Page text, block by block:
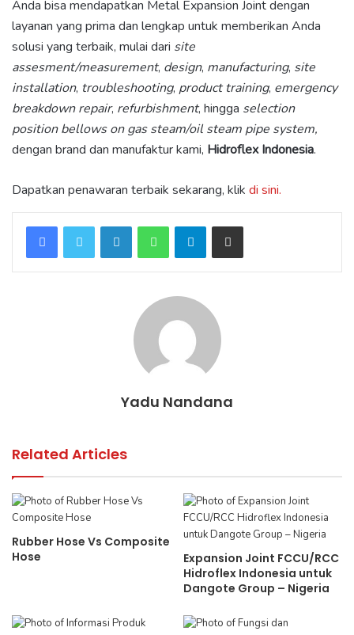
Anda bisa mendapatkan Metal Expansion Joint dengan
layanan yang prima dan lengkap untuk memberikan Anda
solusi yang terbaik, mulai dari site
assesment/measurement, design, manufacturing, site
installation, troubleshooting, product training, emergency
breakdown repair, refurbishment, hingga selection
position bellows on gas steam/oil steam pipe system,
dengan brand dan manufaktur kami, Hidroflex Indonesia.
Dapatkan penawaran terbaik sekarang, klik di sini.
LinkedInWhatsAppTelegramShare via Email
Yadu Nandana
Related Articles
Rubber Hose Vs Composite
Hose
Expansion Joint FCCU/RCC
Hidroflex Indonesia untuk
Dangote Group – Nigeria